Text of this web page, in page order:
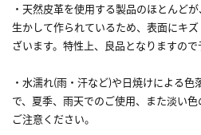
・天然皮革を使用する製品のほとんど
生かして作られているため、表面にキ
ざいます。特性上、良品となりますので
・水濡れ(雨・汗など)や日焼けによる
で、夏季、雨天でのご使用、また淡い
ご注意ください。